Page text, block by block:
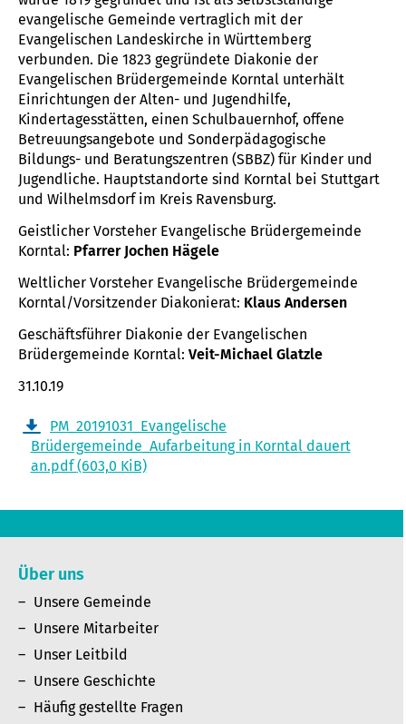
evangelische Gemeinde vertraglich mit der
Evangelischen Landeskirche in Württemberg
verbunden. Die 1823 gegründete Diakonie der
Evangelischen Brüdergemeinde Korntal unterhält
Einrichtungen der Alten- und Jugendhilfe,
Kindertagesstätten, einen Schulbauernhof, offene
Betreuungsangebote und Sonderpädagogische
Bildungs- und Beratungszentren (SBBZ) für Kinder und
Jugendliche. Hauptstandorte sind Korntal bei Stuttgart
und Wilhelmsdorf im Kreis Ravensburg.
Geistlicher Vorsteher Evangelische Brüdergemeinde
Korntal: Pfarrer Jochen Hägele
Weltlicher Vorsteher Evangelische Brüdergemeinde
Korntal/Vorsitzender Diakonierat: Klaus Andersen
Geschäftsführer Diakonie der Evangelischen
Brüdergemeinde Korntal: Veit-Michael Glatzle
31.10.19
PM_20191031_Evangelische
Brüdergemeinde_Aufarbeitung in Korntal dauert
an.pdf(603,0 KiB)
Über uns
Unsere Gemeinde
Unsere Mitarbeiter
Unser Leitbild
Unsere Geschichte
Häufig gestellte Fragen